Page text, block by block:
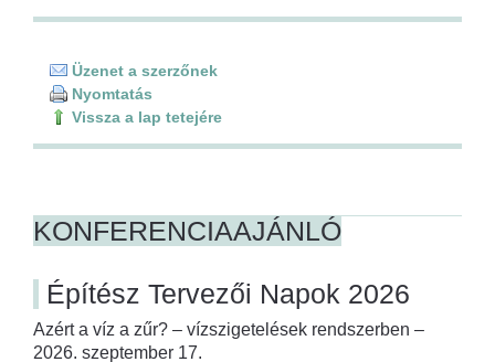
Üzenet a szerzőnek
Nyomtatás
Vissza a lap tetejére
KONFERENCIAAJÁNLÓ
Építész Tervezői Napok 2026
Azért a víz a zűr? – vízszigetelések rendszerben –
2026. szeptember 17.